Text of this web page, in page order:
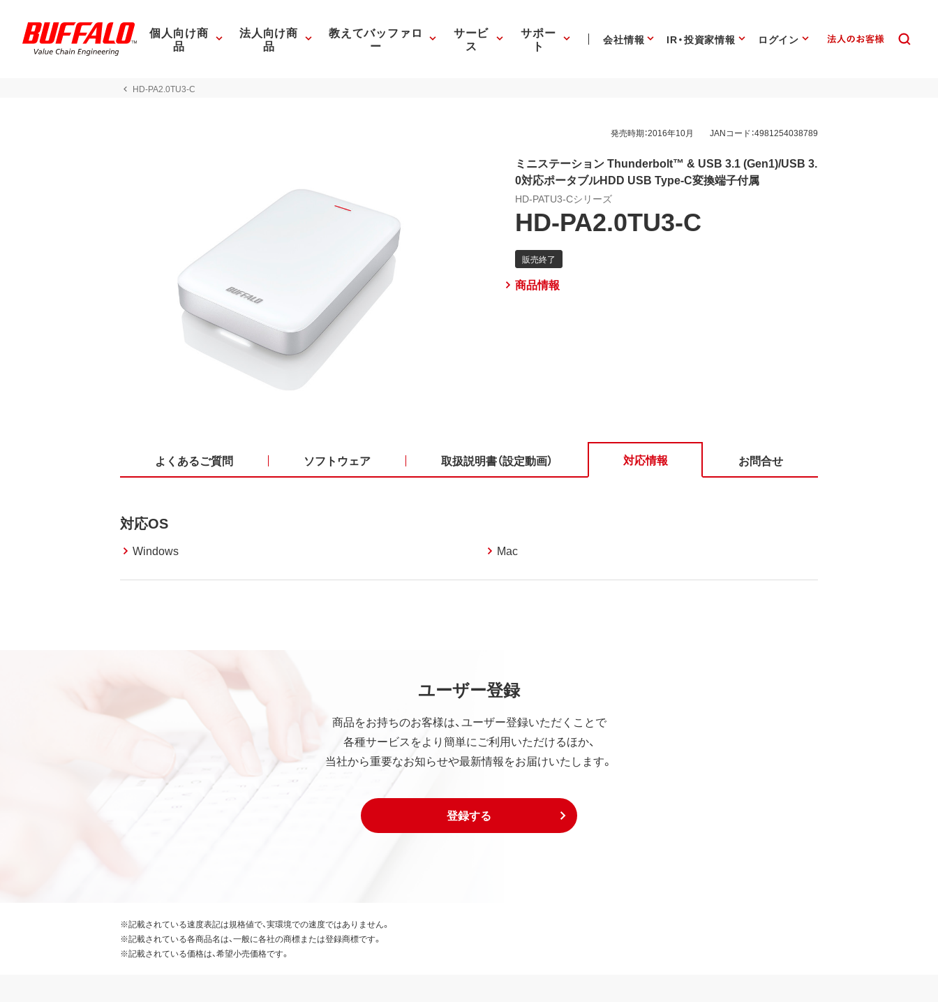
個人向け商
品
法人向け商
品
教えてバッファロ
ー
サービ
ス
サポー
ト 会社情報 IR・投資家情報 ログイン
HD-PA2.0TU3-C
発売時期：2016年10月 JANコード：4981254038789
ミニステーション Thunderbolt™ & USB 3.1 (Gen1)/USB 3.
0対応ポータブルHDD USB Type-C変換端子付属
HD-PATU3-Cシリーズ
HD-PA2.0TU3-C
商品情報
よくあるご質問 ソフトウェア 取扱説明書（設定動画） 対応情報 お問合せ
対応OS
Windows Mac
ユーザー登録
商品をお持ちのお客様は、ユーザー登録いただくことで
各種サービスをより簡単にご利用いただけるほか、
当社から重要なお知らせや最新情報をお届けいたします。
登録する
※記載されている速度表記は規格値で、実環境での速度ではありません。
※記載されている各商品名は、一般に各社の商標または登録商標です。
※記載されている価格は、希望小売価格です。